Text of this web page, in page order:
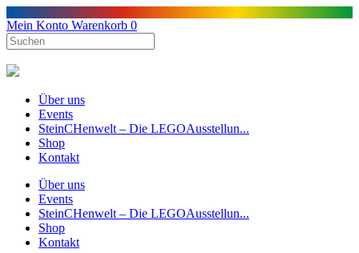
Mein Konto Warenkorb 0
Über uns
Events
SteinCHenwelt – Die LEGOAusstellun...
Shop
Kontakt
Über uns
Events
SteinCHenwelt – Die LEGOAusstellun...
Shop
Kontakt